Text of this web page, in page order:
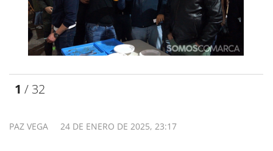
1 / 32
24 DE ENERO DE 2025, 23:17
PAZ VEGA